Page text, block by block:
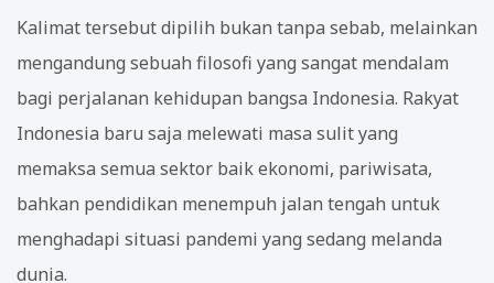
Kalimat tersebut dipilih bukan tanpa sebab, melainkan
mengandung sebuah filosofi yang sangat mendalam
bagi perjalanan kehidupan bangsa Indonesia. Rakyat
Indonesia baru saja melewati masa sulit yang
memaksa semua sektor baik ekonomi, pariwisata,
bahkan pendidikan menempuh jalan tengah untuk
menghadapi situasi pandemi yang sedang melanda
dunia.